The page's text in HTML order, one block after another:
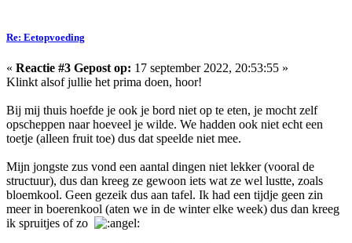
Re: Eetopvoeding
« Reactie #3 Gepost op: 17 september 2022, 20:53:55 »
Klinkt alsof jullie het prima doen, hoor!
Bij mij thuis hoefde je ook je bord niet op te eten, je mocht zelf
opscheppen naar hoeveel je wilde. We hadden ook niet echt een
toetje (alleen fruit toe) dus dat speelde niet mee.
Mijn jongste zus vond een aantal dingen niet lekker (vooral de
structuur), dus dan kreeg ze gewoon iets wat ze wel lustte, zoals
bloemkool. Geen gezeik dus aan tafel. Ik had een tijdje geen zin
meer in boerenkool (aten we in de winter elke week) dus dan kreeg
ik spruitjes of zo